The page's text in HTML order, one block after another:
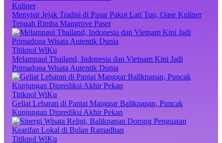
Kuliner
Menyisir Jejak Tradisi di Pasar Pakot Lati Tuo, Oase Kuliner
Tengah Rimba Mangrove Paser
Titiknol WiKu
Melampaui Thailand, Indonesia dan Vietnam Kini Jadi
Primadona Wisata Autentik Dunia
Titiknol WiKu
Geliat Lebaran di Pantai Manggar Balikpapan, Puncak
Kunjungan Diprediksi Akhir Pekan
Titiknol WiKu